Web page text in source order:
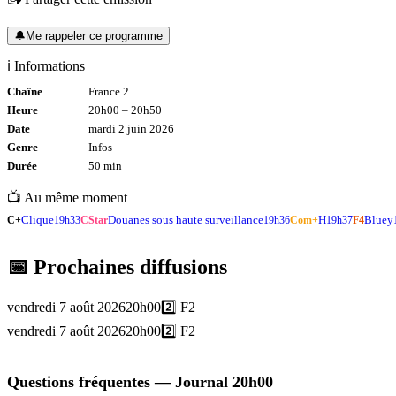
🔔Me rappeler ce programme
ℹ️ Informations
Chaîne
France 2
Heure
20h00 – 20h50
Date
mardi 2 juin 2026
Genre
Infos
Durée
50 min
📺 Au même moment
C+Clique19h33CStarDouanes sous haute surveillance19h36Com+H19h37F4Bluey
📅 Prochaines diffusions
vendredi 7 août 202620h002️⃣ F2
vendredi 7 août 202620h002️⃣ F2
Questions fréquentes — Journal 20h00